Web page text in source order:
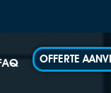
OFFERTE